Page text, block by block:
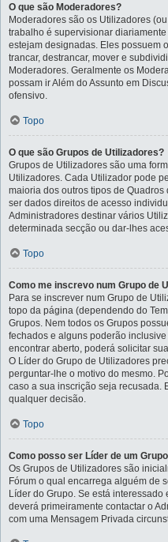
O que são Moderadores?
Moderadores são os Utilizadores
trabalho é supervisionar
estejam designadas. Eles possuem
trancar, destrancar, mover e
Moderadores. Geralmente os
possam ir Além do Assunto em
ofensivo.
Topo
O que são Grupos de Utilizadores?
Grupos de Utilizadores são uma
Utilizadores. Cada Utilizador pode
maioria dos outros tipos de
ser dados direitos de acesso
Administradores destinar vários
determinada secção ou dar-lhes
Topo
Como me inscrevo num Grupo de
Para se inscrever num Grupo de
topo da página (dependendo do
Grupos. Nem todos os Grupos
fechados e alguns poderão
encontrar aberto, poderá solicitar
O Líder do Grupo de Utilizadores
perguntar-lhe o motivo do mesmo.
caso a sua inscrição seja recusada.
qualquer decisão.
Topo
Como posso ser Líder de um
Os Grupos de Utilizadores são
Fórum o qual encarrega alguém de
Líder do Grupo. Se está
deverá primeiramente contactar o
com uma Mensagem Privada